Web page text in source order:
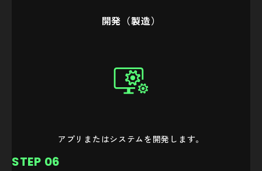
開発（製造）
アプリまたはシステムを開発します。
STEP 06